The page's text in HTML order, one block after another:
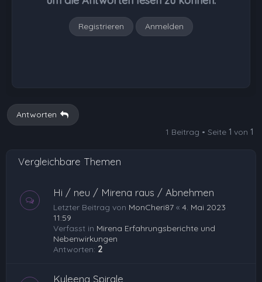
Registrieren Anmelden
Antworten
1 Beitrag • Seite 1 von 1
Vergleichbare Themen
Hi / neu / Mirena raus / Abnehmen
Letzter Beitrag von MonCheri87 « 4. Mai 2023
11:59
Verfasst in Mirena Erfahrungsberichte und
Nebenwirkungen
Antworten: 2
Kyleena Spirale